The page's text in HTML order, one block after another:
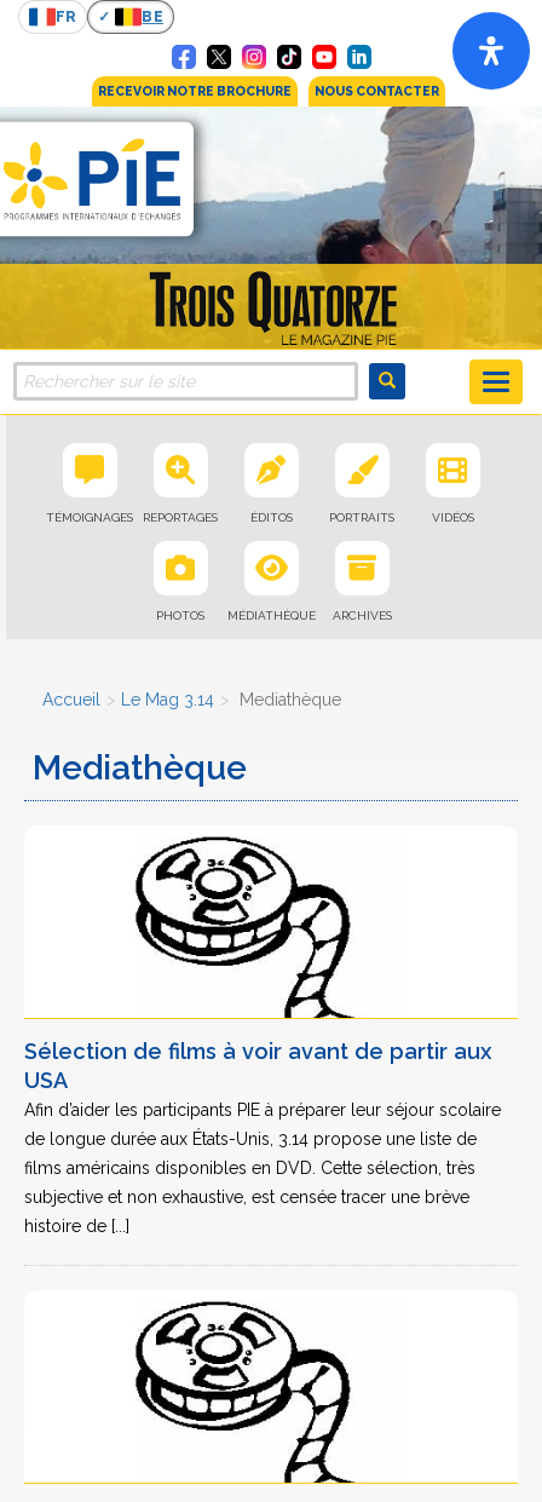
FR BE
RECEVOIR NOTRE BROCHURE NOUS CONTACTER
TÉMOIGNAGES REPORTAGES ÉDITOS PORTRAITS VIDÉOS
PHOTOS MÉDIATHÈQUE ARCHIVES
Accueil Le Mag 3.14 Mediathèque
Mediathèque
Sélection de films à voir avant de partir aux
USA
Afin d’aider les participants PIE à préparer leur séjour scolaire
de longue durée aux États-Unis, 3.14 propose une liste de
films américains disponibles en DVD. Cette sélection, très
subjective et non exhaustive, est censée tracer une brève
histoire de [...]